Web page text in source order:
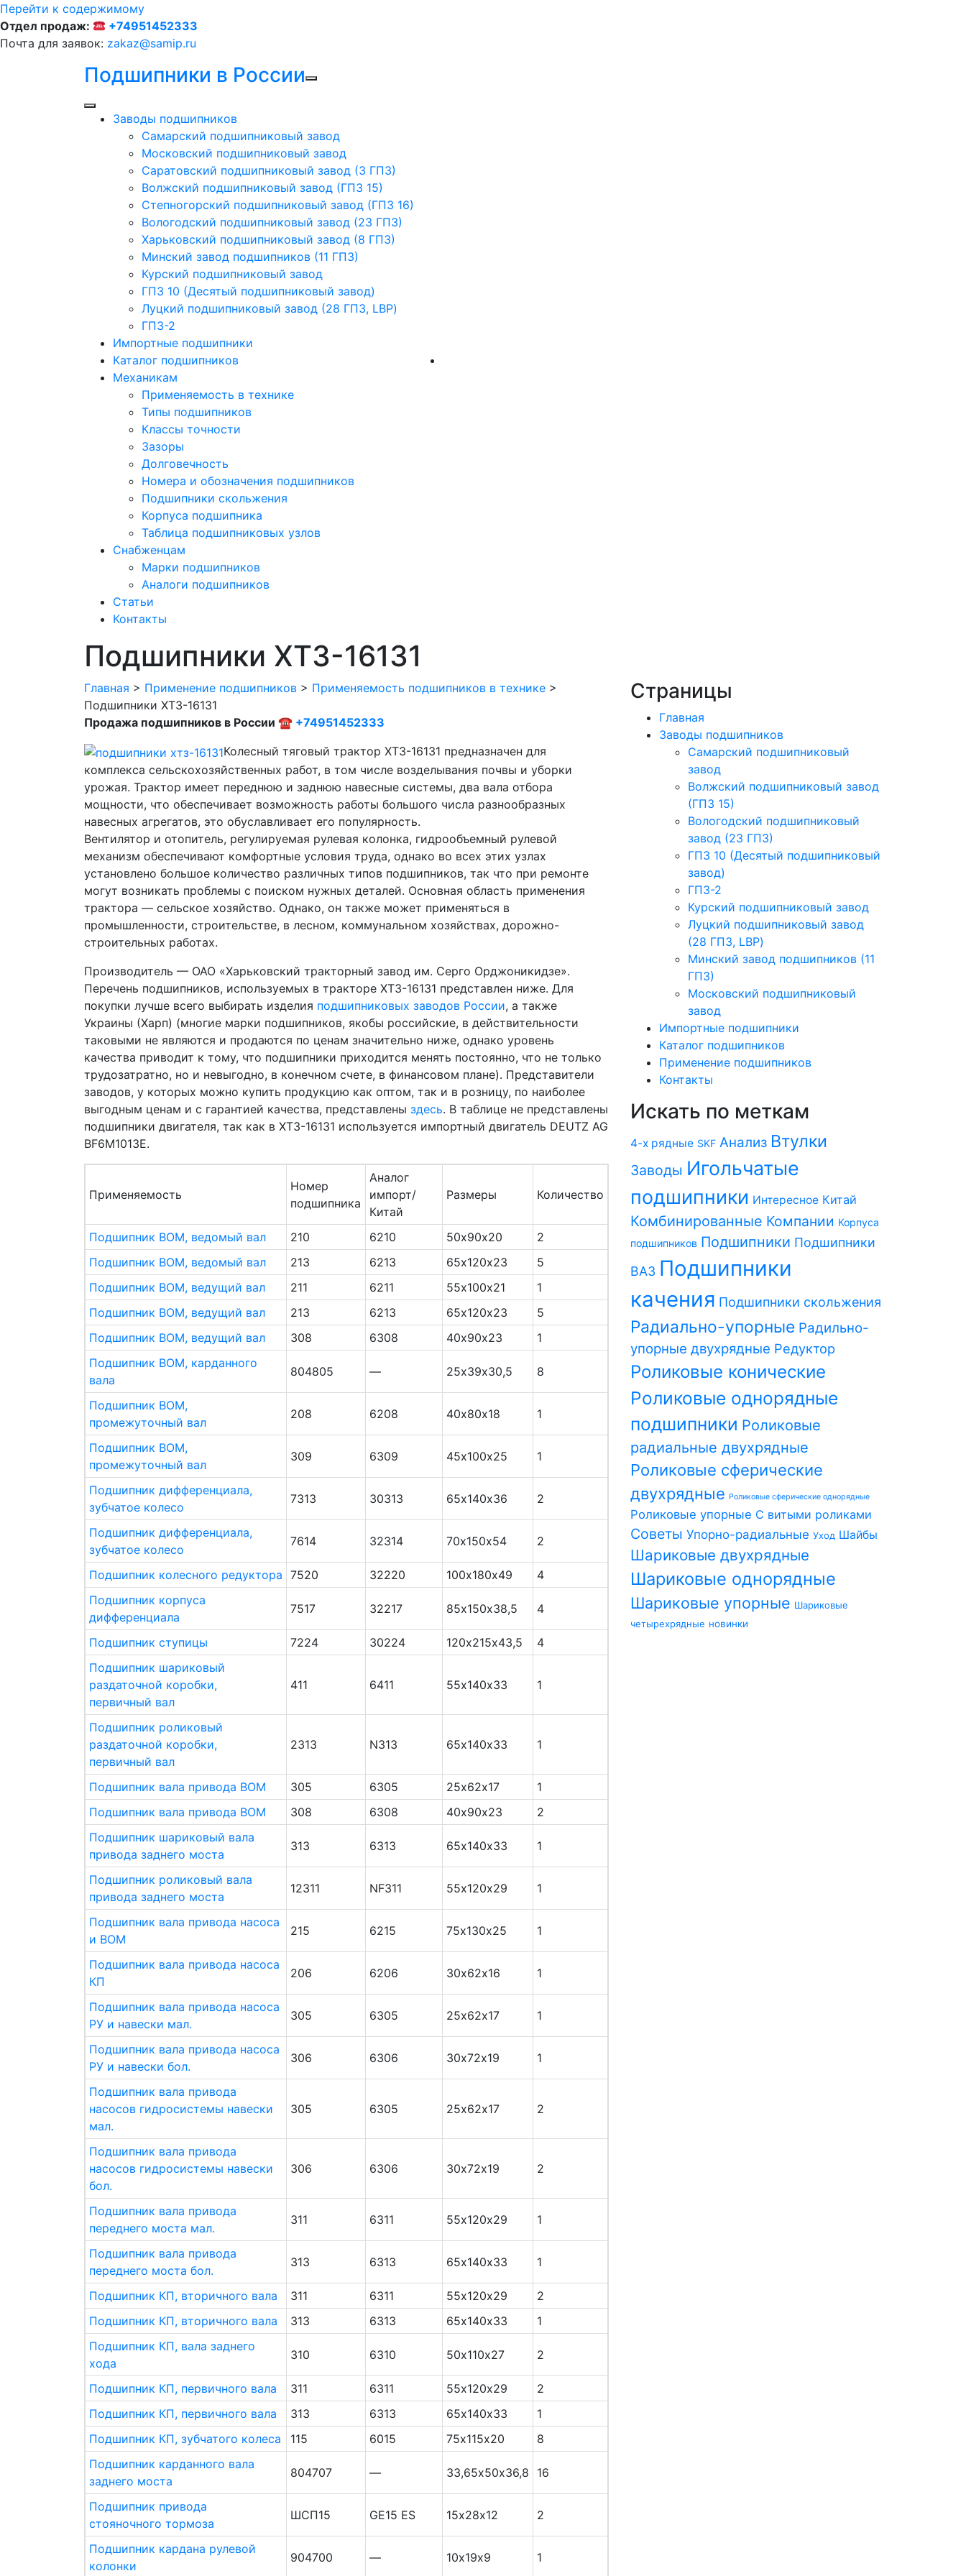
Перейти к содержимому
Отдел продаж:
+74951452333
Почта для заявок: zakaz@samip.ru
Подшипники в России
Заводы подшипников
Cамарский подшипниковый завод
Московский подшипниковый завод
Саратовский подшипниковый завод (3 ГПЗ)
Волжский подшипниковый завод (ГПЗ 15)
Степногорский подшипниковый завод (ГПЗ 16)
Вологодский подшипниковый завод (23 ГПЗ)
Харьковский подшипниковый завод (8 ГПЗ)
Минский завод подшипников (11 ГПЗ)
Курский подшипниковый завод
ГПЗ 10 (Десятый подшипниковый завод)
Луцкий подшипниковый завод (28 ГПЗ, LBP)
ГПЗ-2
Импортные подшипники
Каталог подшипников
Механикам
Применяемость в технике
Типы подшипников
Классы точности
Зазоры
Долговечность
Номера и обозначения подшипников
Подшипники скольжения
Корпуса подшипника
Таблица подшипниковых узлов
Снабженцам
Марки подшипников
Аналоги подшипников
Статьи
Контакты
Подшипники ХТЗ-16131
Главная > Применение подшипников > Применяемость подшипников в технике >
Подшипники ХТЗ-16131
Продажа подшипников в России ☎ +74951452333
Колесный тяговый трактор ХТЗ-16131 предназначен для
комплекса сельскохозяйственных работ, в том числе возделывания почвы и уборки
урожая. Трактор имеет переднюю и заднюю навесные системы, два вала отбора
мощности, что обеспечивает возможность работы большого числа разнообразных
навесных агрегатов, это обуславливает его популярность.
Вентилятор и отопитель, регулируемая рулевая колонка, гидрообъемный рулевой
механизм обеспечивают комфортные условия труда, однако во всех этих узлах
установлено большое количество различных типов подшипников, так что при ремонте
могут возникать проблемы с поиском нужных деталей. Основная область применения
трактора — сельское хозяйство. Однако, он также может применяться в
промышленности, строительстве, в лесном, коммунальном хозяйствах, дорожно-
строительных работах.
Производитель — ОАО «Харьковский тракторный завод им. Серго Орджоникидзе».
Перечень подшипников, используемых в тракторе ХТЗ-16131 представлен ниже. Для
покупки лучше всего выбирать изделия подшипниковых заводов России, а также
Украины (Харп) (многие марки подшипников, якобы российские, в действительности
таковыми не являются и продаются по ценам значительно ниже, однако уровень
качества приводит к тому, что подшипники приходится менять постоянно, что не только
трудозатратно, но и невыгодно, в конечном счете, в финансовом плане). Представители
заводов, у которых можно купить продукцию как оптом, так и в розницу, по наиболее
выгодным ценам и с гарантией качества, представлены здесь. В таблице не представлены
подшипники двигателя, так как в ХТЗ-16131 используется импортный двигатель DEUTZ AG
BF6M1013E.
Применяемость
Номер
подшипника
Аналог
импорт/
Китай
Размеры Количество
Подшипник ВОМ, ведомый вал 210 6210 50х90х20
2
Подшипник ВОМ, ведомый вал
213 6213 65х120х23
5
Подшипник ВОМ, ведущий вал
211 6211 55х100х21
1
Подшипник ВОМ, ведущий вал
213 6213 65х120х23
5
Подшипник ВОМ, ведущий вал
308 6308 40х90х23
1
Подшипник ВОМ, карданного
вала
804805 — 25х39х30,5 8
Подшипник ВОМ,
промежуточный вал
208 6208 40х80х18 1
Подшипник ВОМ,
промежуточный вал
309 6309 45х100х25 1
Подшипник дифференциала,
зубчатое колесо
7313 30313 65х140х36 2
Подшипник дифференциала,
зубчатое колесо
7614 32314 70х150х54 2
Подшипник колесного редуктора 7520 32220 100х180х49
4
Подшипник корпуса
дифференциала
7517 32217 85х150х38,5 4
Подшипник ступицы 7224 30224 120х215х43,5
4
Подшипник шариковый
раздаточной коробки,
первичный вал
411 6411 55х140х33 1
Подшипник роликовый
раздаточной коробки,
первичный вал
2313 N313 65х140х33 1
Подшипник вала привода ВОМ 305 6305 25х62х17
1
Подшипник вала привода ВОМ
308 6308 40х90х23
2
Подшипник шариковый вала
привода заднего моста
313 6313 65х140х33 1
Подшипник роликовый вала
привода заднего моста
12311 NF311 55х120х29 1
Подшипник вала привода насоса
и ВОМ
215 6215 75х130х25 1
Подшипник вала привода насоса
КП
206 6206 30х62х16 1
Подшипник вала привода насоса
РУ и навески мал.
305 6305 25х62х17 1
Подшипник вала привода насоса
РУ и навески бол.
306 6306 30х72х19 1
Подшипник вала привода
насосов гидросистемы навески
мал.
305 6305 25х62х17 2
Подшипник вала привода
насосов гидросистемы навески
бол.
306 6306 30х72х19 2
Подшипник вала привода
переднего моста мал.
311 6311 55х120х29 1
Подшипник вала привода
переднего моста бол.
313 6313 65х140х33 1
Подшипник КП, вторичного вала 311 6311 55х120х29
2
Подшипник КП, вторичного вала
313 6313 65х140х33
1
Подшипник КП, вала заднего
хода
310 6310 50х110х27 2
Подшипник КП, первичного вала 311 6311 55х120х29
2
Подшипник КП, первичного вала
313 6313 65х140х33
1
Подшипник КП, зубчатого колеса
115 6015 75х115х20
8
Подшипник карданного вала
заднего моста
804707 — 33,65х50х36,8 16
Подшипник привода
стояночного тормоза
ШСП15 GE15 ES 15х28х12 2
Подшипник кардана рулевой
колонки
904700 — 10х19х9 1
Страницы
Главная
Заводы подшипников
Cамарский подшипниковый
завод
Волжский подшипниковый завод
(ГПЗ 15)
Вологодский подшипниковый
завод (23 ГПЗ)
ГПЗ 10 (Десятый подшипниковый
завод)
ГПЗ-2
Курский подшипниковый завод
Луцкий подшипниковый завод
(28 ГПЗ, LBP)
Минский завод подшипников (11
ГПЗ)
Московский подшипниковый
завод
Импортные подшипники
Каталог подшипников
Применение подшипников
Контакты
Искать по меткам
4-х рядные SKF Анализ Втулки
Заводы Игольчатые
подшипники Интересное Китай
Комбинированные Компании Корпуса
подшипников Подшипники Подшипники
ВАЗ Подшипники
качения Подшипники скольжения
Радиально-упорные Радильно-
упорные двухрядные Редуктор
Роликовые конические
Роликовые однорядные
подшипники Роликовые
радиальные двухрядные
Роликовые сферические
двухрядные Роликовые сферические однорядные
Роликовые упорные С витыми роликами
Советы Упорно-радиальные Уход Шайбы
Шариковые двухрядные
Шариковые однорядные
Шариковые упорные Шариковые
четырехрядные новинки